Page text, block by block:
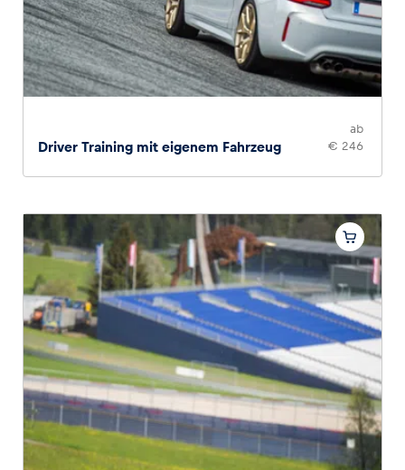
Glossar
Alle anzeigen
Driver Training mit eigenem Fahrzeug
ab
€ 246